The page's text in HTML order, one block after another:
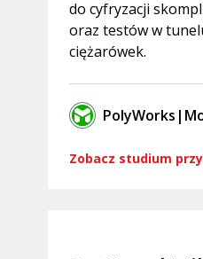
do cyfryzacji
oraz testów w
ciężarówek.
Zobacz studium